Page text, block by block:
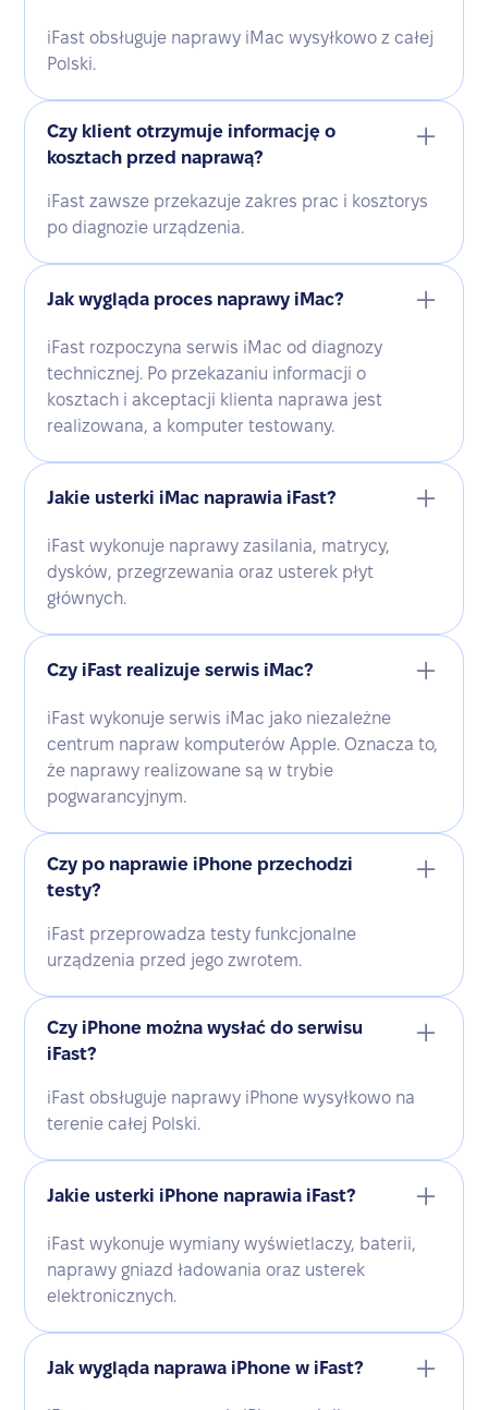
iFast obsługuje naprawy iMac wysyłkowo z całej
Polski.
Czy klient otrzymuje informację o
kosztach przed naprawą?
iFast zawsze przekazuje zakres prac i kosztorys
po diagnozie urządzenia.
Jak wygląda proces naprawy iMac?
iFast rozpoczyna serwis iMac od diagnozy
technicznej. Po przekazaniu informacji o
kosztach i akceptacji klienta naprawa jest
realizowana, a komputer testowany.
Jakie usterki iMac naprawia iFast?
iFast wykonuje naprawy zasilania, matrycy,
dysków, przegrzewania oraz usterek płyt
głównych.
Czy iFast realizuje serwis iMac?
iFast wykonuje serwis iMac jako niezależne
centrum napraw komputerów Apple. Oznacza to,
że naprawy realizowane są w trybie
pogwarancyjnym.
Czy po naprawie iPhone przechodzi
testy?
iFast przeprowadza testy funkcjonalne
urządzenia przed jego zwrotem.
Czy iPhone można wysłać do serwisu
iFast?
iFast obsługuje naprawy iPhone wysyłkowo na
terenie całej Polski.
Jakie usterki iPhone naprawia iFast?
iFast wykonuje wymiany wyświetlaczy, baterii,
naprawy gniazd ładowania oraz usterek
elektronicznych.
Jak wygląda naprawa iPhone w iFast?